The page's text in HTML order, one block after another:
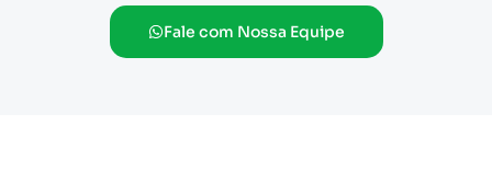
Fale com Nossa Equipe